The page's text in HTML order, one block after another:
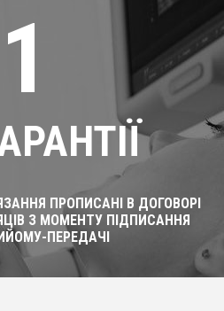
1
ПРОПИСАНІ В ДОГОВОРІ
З МОМЕНТУ ПІДПИСАННЯ
ПЕРЕДАЧІ